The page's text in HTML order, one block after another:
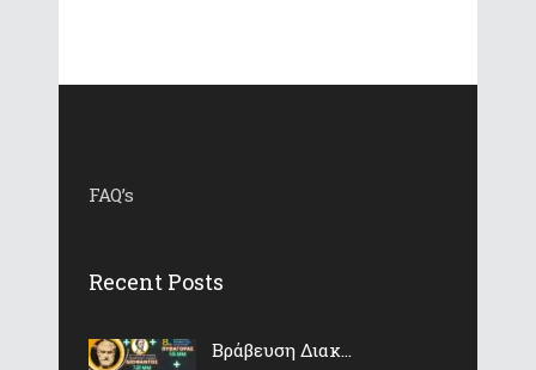
FAQ’s
Recent Posts
Βράβευση Διακ...